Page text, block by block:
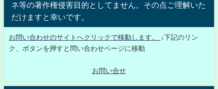
ネ等の著作権侵害目的としてません。その点ご理解いた
だけますと幸いです。
お問い合わせのサイトへクリックで移動します。
↓下記のリン
ク、ボタンを押すと問い合わせページに移動
お問い合せ